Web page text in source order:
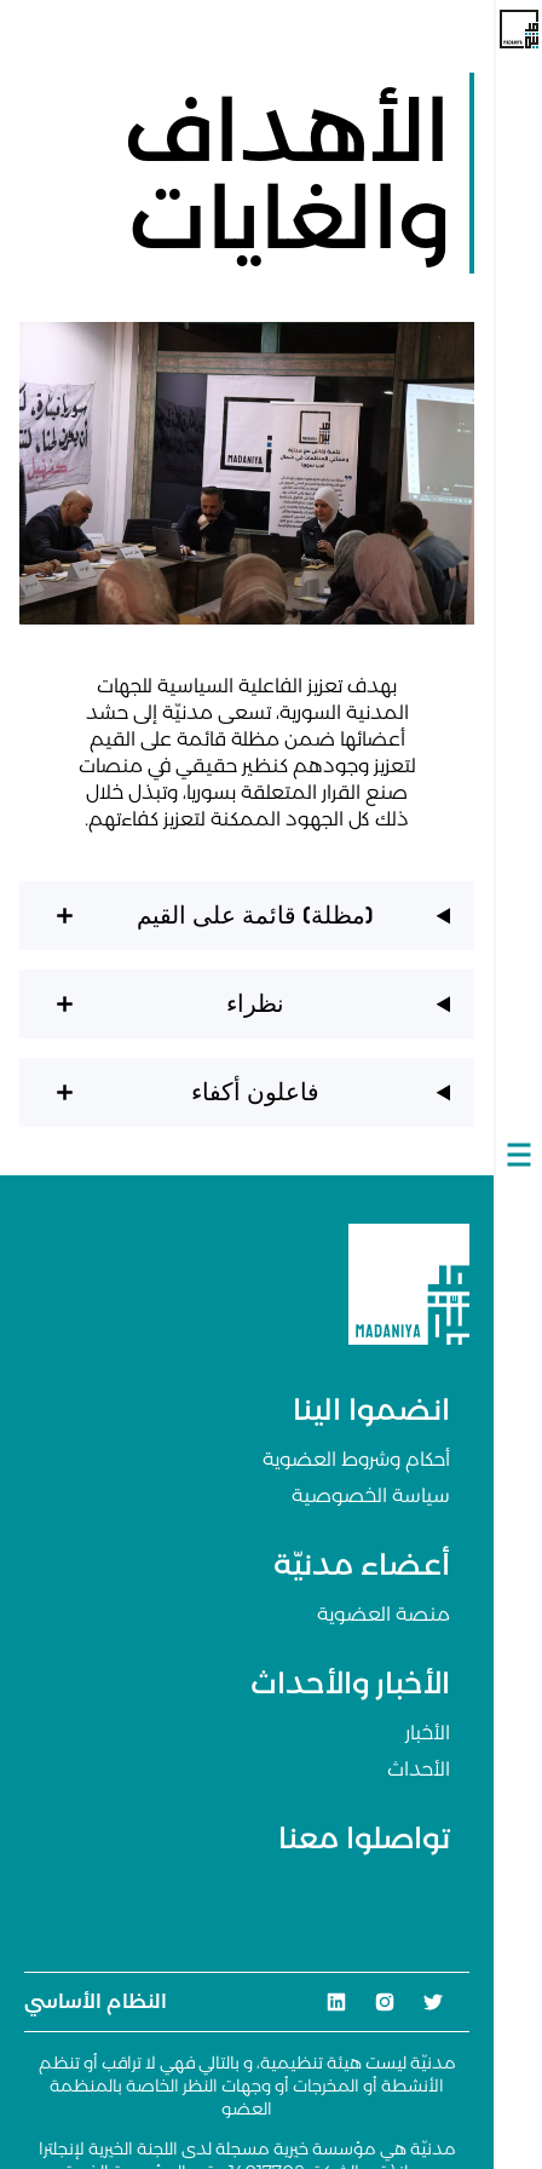
Open
الأهداف
والغايات
بهدف تعزيز الفاعلية السياسية للجهات
المدنية السورية، تسعى مدنيّة إلى حشد
أعضائها ضمن مظلة قائمة على القيم
لتعزيز وجودهم كنظير حقيقي في منصات
صنع القرار المتعلقة بسوريا، وتبذل خلال
ذلك كل الجهود الممكنة لتعزيز كفاءتهم.
(مظلة) قائمة على القيم
نظراء
فاعلون أكفاء
انضموا الينا
أحكام وشروط العضوية
سياسة الخصوصية
أعضاء مدنيّة
منصة العضوية
الأخبار والأحداث
الأخبار
الأحداث
تواصلوا معنا
النظام الأساسي
مدنيّة ليست هيئة تنظيمية، و بالتالي فهي لا تراقب أو تنظم
الأنشطة أو المخرجات أو وجهات النظر الخاصة بالمنظمة
العضو
مدنيّة هي مؤسسة خيرية مسجلة لدى اللجنة الخيرية لإنجلترا